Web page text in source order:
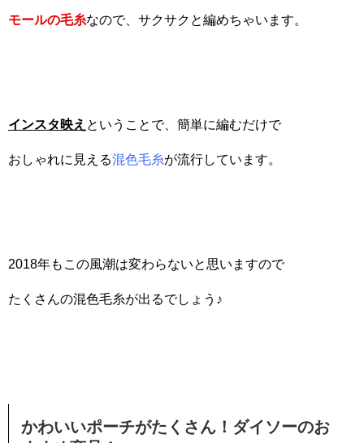
モールの毛糸なので、サクサクと編めちゃいます。
インスタ映え ということで、簡単に編むだけで
おしゃれに見える混色毛糸が流行しています。
2018年もこの風潮は変わらないと思いますので
たくさんの混色毛糸が出るでしょう♪
かわいいポーチがたくさん！ダイソーのお